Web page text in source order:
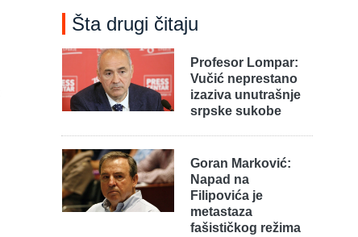
Šta drugi čitaju
Profesor Lompar:
Vučić neprestano
izaziva unutrašnje
srpske sukobe
Goran Marković:
Napad na
Filipovića je
metastaza
fašističkog režima